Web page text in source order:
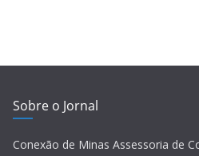
Sobre o Jornal
Conexão de Minas Assessoria de